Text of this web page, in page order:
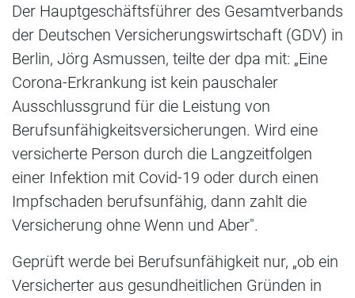
Der Hauptgeschäftsführer des Gesamtverbands
der Deutschen Versicherungswirtschaft (GDV) in
Berlin, Jörg Asmussen, teilte der dpa mit: „Eine
Corona-Erkrankung ist kein pauschaler
Ausschlussgrund für die Leistung von
Berufsunfähigkeitsversicherungen. Wird eine
versicherte Person durch die Langzeitfolgen
einer Infektion mit Covid-19 oder durch einen
Impfschaden berufsunfähig, dann zahlt die
Versicherung ohne Wenn und Aber".
Geprüft werde bei Berufsunfähigkeit nur, „ob ein
Versicherter aus gesundheitlichen Gründen in